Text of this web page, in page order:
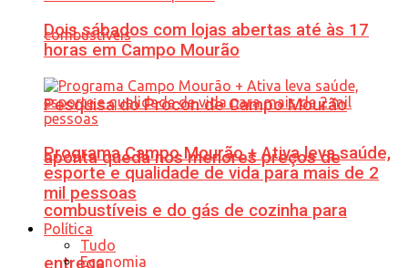
Pesquisa do Procon de Campo Mourão
aponta queda nos menores preços de
combustíveis e do gás de cozinha para
entrega
Dois sábados com lojas abertas até às 17
horas em Campo Mourão
Programa Campo Mourão + Ativa leva saúde,
esporte e qualidade de vida para mais de 2
mil pessoas
Política
Tudo
Economia